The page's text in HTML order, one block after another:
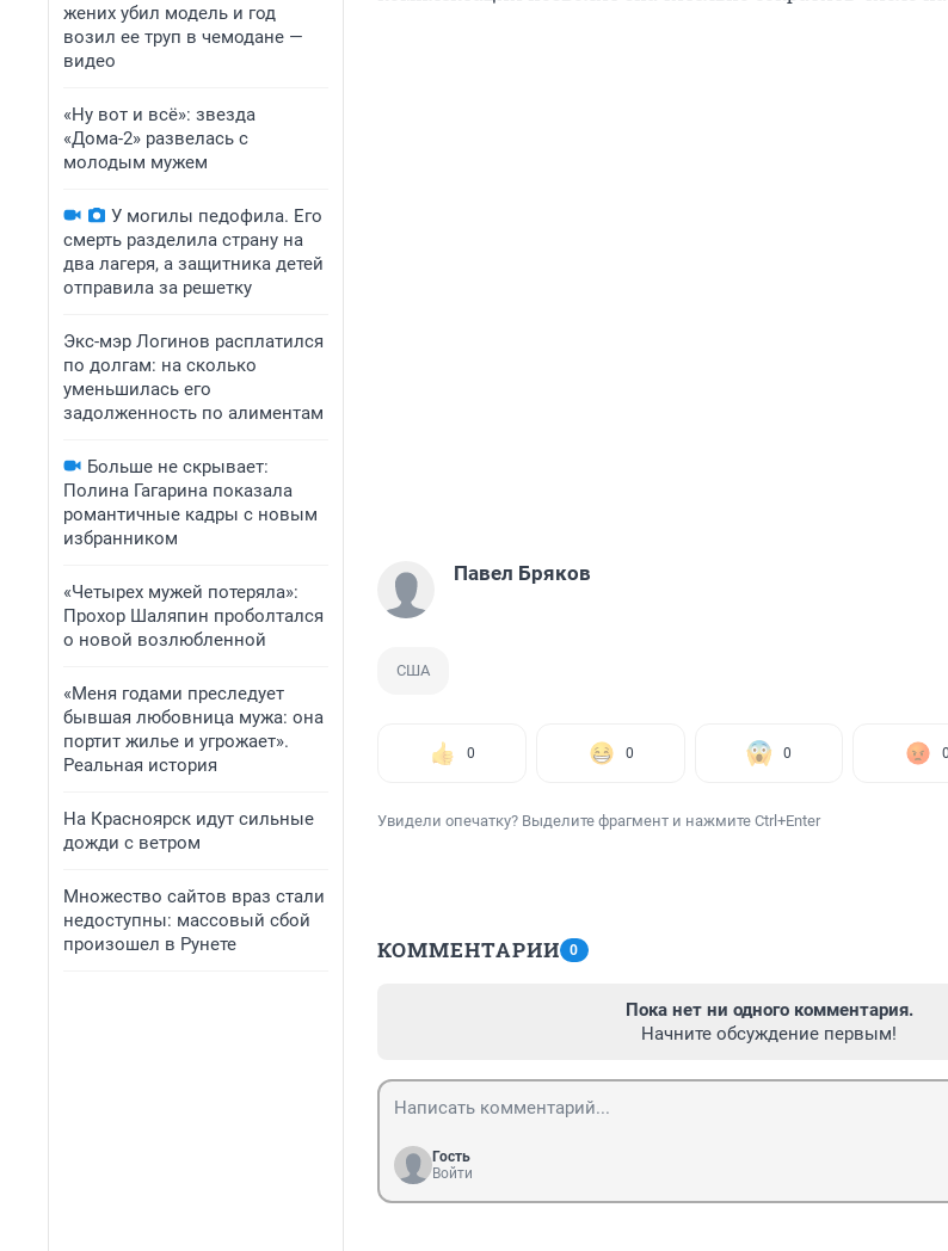
жених убил модель и год
возил ее труп в чемодане —
видео
«Ну вот и всё»: звезда
«Дома-2» развелась с
молодым мужем
У могилы педофила. Его
смерть разделила страну на
два лагеря, а защитника детей
отправила за решетку
Экс-мэр Логинов расплатился
по долгам: на сколько
уменьшилась его
задолженность по алиментам
Больше не скрывает:
Полина Гагарина показала
романтичные кадры с новым
избранником
«Четырех мужей потеряла»:
Прохор Шаляпин проболтался
о новой возлюбленной
«Меня годами преследует
бывшая любовница мужа: она
портит жилье и угрожает».
Реальная история
На Красноярск идут сильные
дожди с ветром
Множество сайтов враз стали
недоступны: массовый сбой
произошел в Рунете
Павел Бряков
США
0 0 0 0
Увидели опечатку? Выделите фрагмент и нажмите Ctrl+Enter
КОММЕНТАРИИ 0
Пока нет ни одного комментария.
Начните обсуждение первым!
Гость
Войти